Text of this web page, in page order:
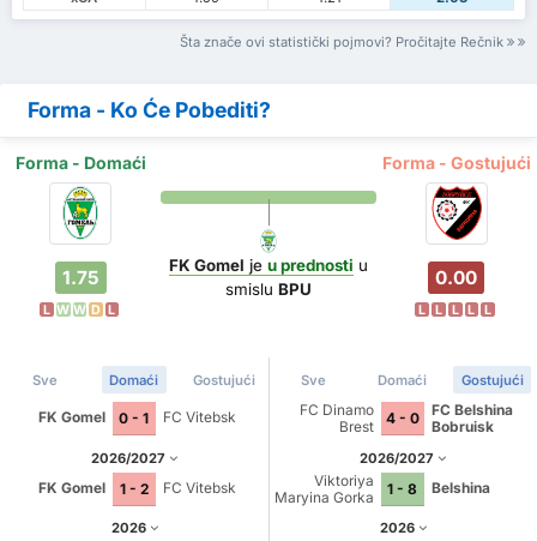
Šta znače ovi statistički pojmovi? Pročitajte Rečnik
Forma - Ko Će Pobediti?
Forma - Domaći Forma - Gostujući
1.75
L W W D L
FK Gomel je u prednosti u
smislu BPU 0.00
L L L L L
Sve Domaći Gostujući
FK Gomel 0 - 1 FC Vitebsk
2026/2027
FK Gomel 1 - 2 FC Vitebsk
2026
Sve Domaći Gostujući
FC Dinamo
Brest
4 - 0
FC Belshina
Bobruisk
2026/2027
Viktoriya
Maryina Gorka
1 - 8 Belshina
2026